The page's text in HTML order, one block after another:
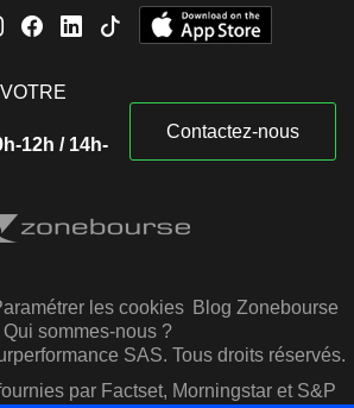
12h / 14h-
Contactez-nous
les cookies Blog Zonebourse
Qui sommes-nous ?
SAS. Tous droits réservés.
par Factset, Morningstar et S&P